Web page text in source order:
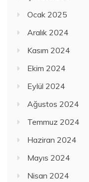
Ocak 2025
Aralık 2024
Kasım 2024
Ekim 2024
Eylül 2024
Ağustos 2024
Temmuz 2024
Haziran 2024
Mayıs 2024
Nisan 2024